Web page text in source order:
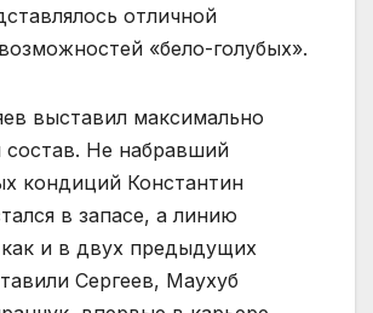
отличной
«бело-голубых».
выставил максимально
Не набравший
кондиций Константин
в запасе, а линию
и в двух предыдущих
Сергеев, Маухуб